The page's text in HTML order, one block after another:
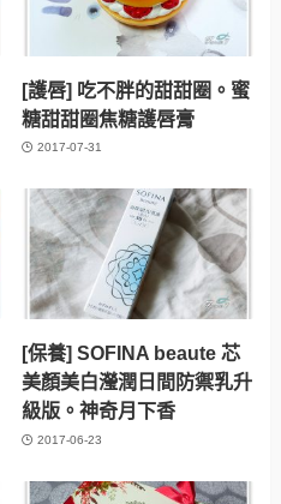
[護唇] 吃不胖的甜甜圈。蜜
糖甜甜圈焦糖護唇膏
2017-07-31
[保養] SOFINA beaute 芯
美顏美白瀅潤日間防禦乳升
級版。神奇月下香
2017-06-23